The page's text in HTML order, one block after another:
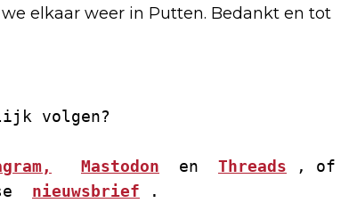
elkaar weer in Putten. Bedankt en tot
volgen?
Mastodon
  en
Threads , of
nieuwsbrief .